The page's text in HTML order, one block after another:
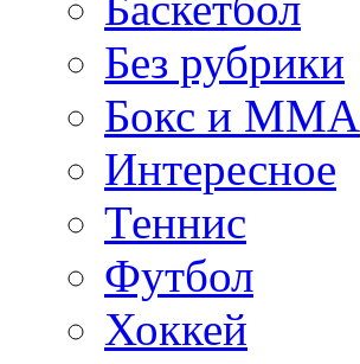
Без рубрики
Бокс и ММА
Интересное
Теннис
Футбол
Хоккей